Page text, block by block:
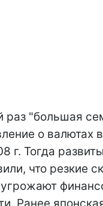
раз "большая
о валютах в
г. Тогда
что резкие